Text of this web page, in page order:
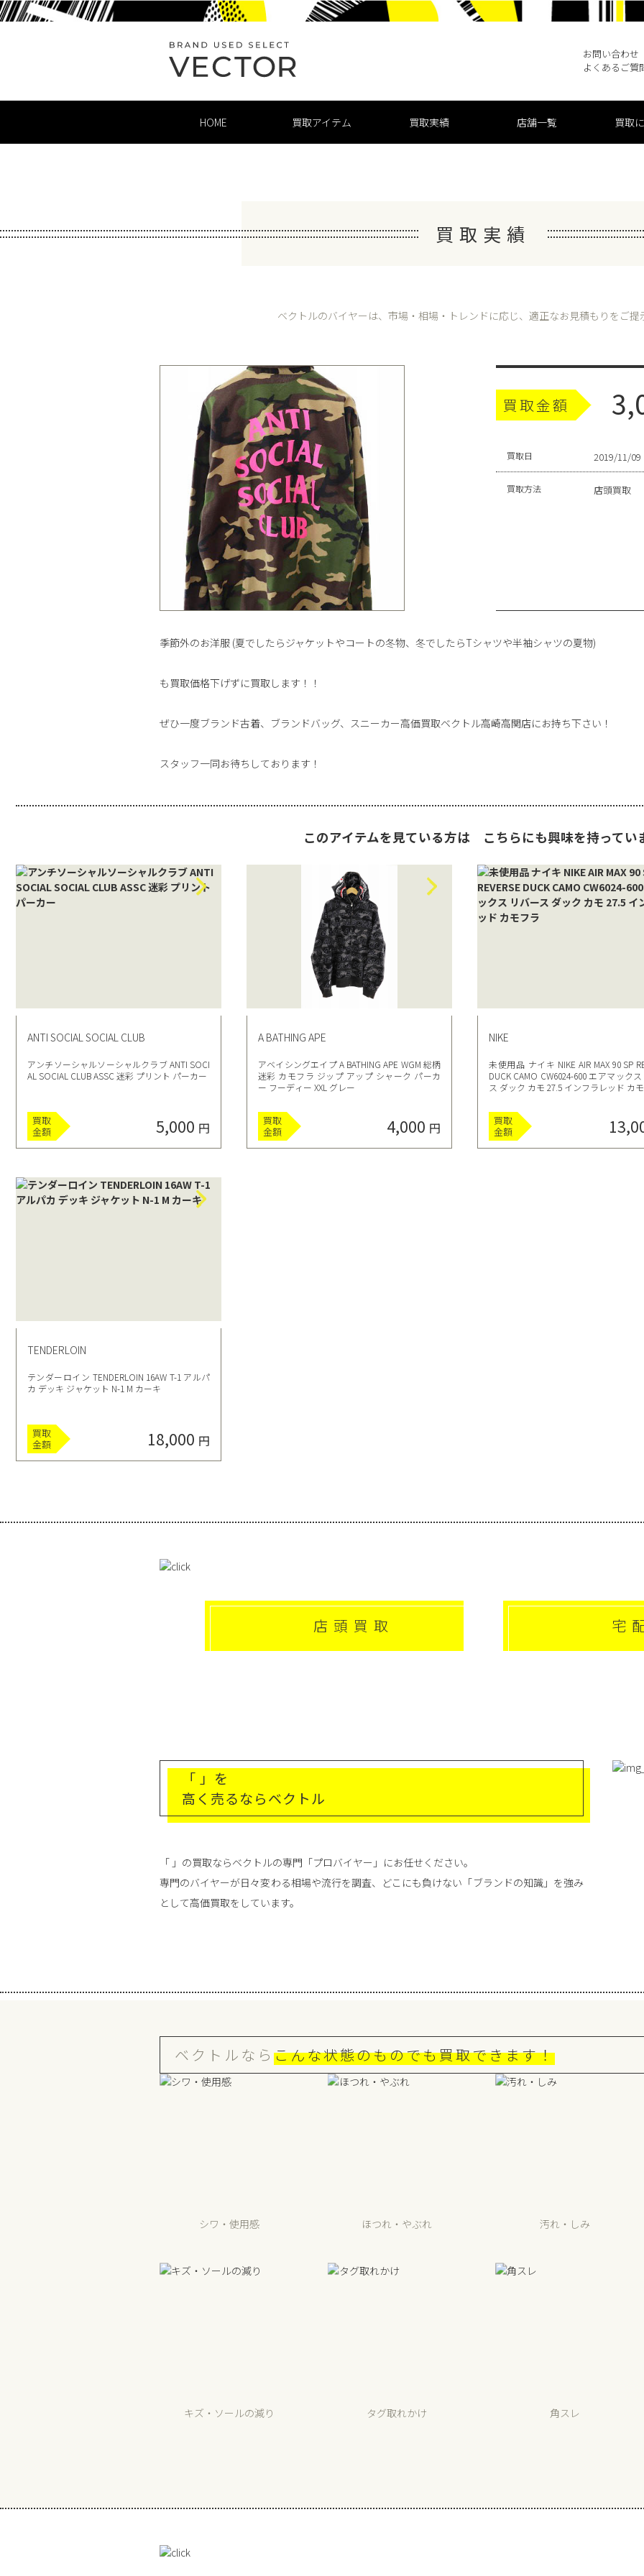
お問い合わせ
よくあるご質
HOME 買取アイテム 買取実績 店舗一覧 買取
買取実績
ベクトルのバイヤーは、市場・相場・トレンドに応じ、 適正なお見積もりをご提
買取金額
買取日 2019/11/09
買取方法 店頭買取
季節外のお洋服 (夏でしたらジャケットやコートの冬物、冬でしたらTシャツや半袖シャツの夏物)
も買取価格下げずに買取します！！
ぜひ一度ブランド古着、ブランドバッグ、スニーカー高価買取ベクトル高崎高関店にお持ち下さい！
スタッフ一同お待ちしております！
このアイテムを見ている方は こちらにも興味を持ってい
ANTI SOCIAL SOCIAL CLUB
アンチソーシャルソーシャルクラブ ANTI SOCI
AL SOCIAL CLUB ASSC 迷彩 プリント パーカー
買取
金額
5,000 円
A BATHING APE
アベイシングエイプ A BATHING APE WGM 総柄
迷彩 カモフラ ジップ アップ シャーク パーカ
ー フーディー XXL グレー
買取
金額
4,000 円
NIKE
未使用品 ナイキ NIKE AIR MAX 90 SP
DUCK CAMO CW6024-600 エアマック
ス ダック カモ 27.5 インフラレッド カ
買取
金額
TENDERLOIN
テンダーロイン TENDERLOIN 16AW T-1 アルパ
カ デッキ ジャケット N-1 M カーキ
買取
金額
18,000 円
店頭買取 宅
「 」を
高く売るならベクトル
「 」の買取ならベクトルの専門「プロバイヤー」にお任せください。
専門のバイヤーが日々変わる相場や流行を調査、どこにも負けない「ブランドの知識」を強み
として高価買取をしています。
ベクトルなら こんな状態のものでも買取できます！
シワ・使用感 ほつれ・やぶれ 汚れ・しみ
キズ・ソールの減り タグ取れかけ 角スレ